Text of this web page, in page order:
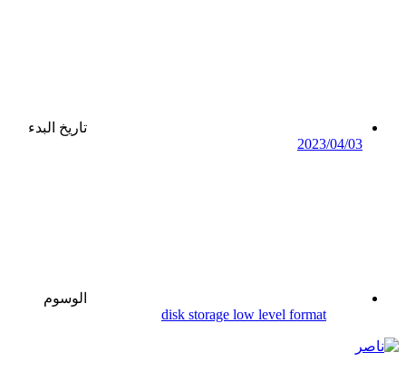
تاريخ البدء
2023/04/03
الوسوم
disk storage low level format